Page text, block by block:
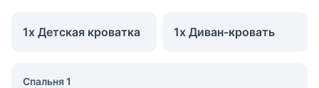
1x Детская кроватка 1x Диван-кровать
Спальня 1